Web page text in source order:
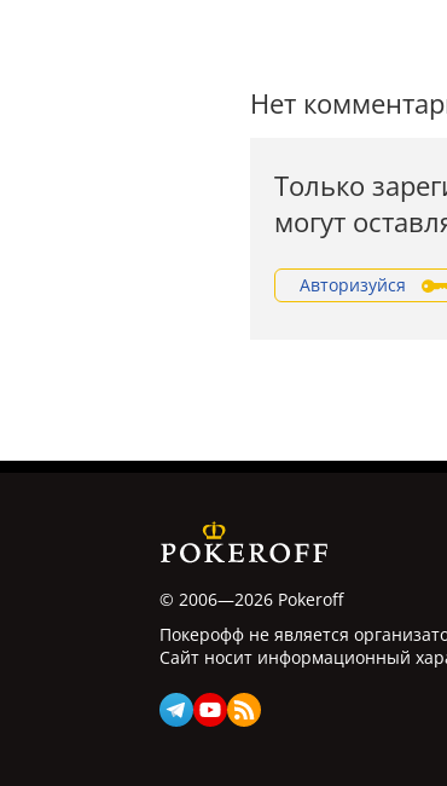
Нет
Только
могут
Авторизуйся
© 2006—2026 Pokeroff
Покерофф не является
Сайт носит информационный